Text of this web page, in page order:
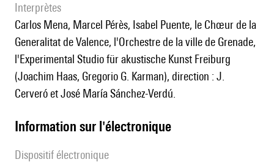
interprètes
Carlos Mena, Marcel Pérès, Isabel Puente, le Chœur de la
Generalitat de Valence, l'Orchestre de la ville de Grenade,
l'Experimental Studio für akustische Kunst Freiburg
(Joachim Haas, Gregorio G. Karman), direction : J.
Cerveró et José María Sánchez-Verdú.
Information sur l'électronique
Dispositif électronique